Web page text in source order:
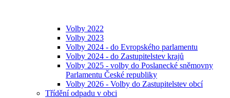
Volby 2022
Volby 2023
Volby 2024 - do Evropského parlamentu
Volby 2024 - do Zastupitelstev krajů
Volby 2025 - volby do Poslanecké sněmovny
Parlamentu České republiky
Volby 2026 - Volby do Zastupitelstev obcí
Třídění odpadu v obci